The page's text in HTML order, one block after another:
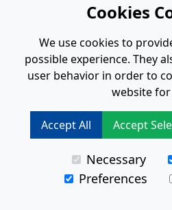
Cookies
We use cookies to
possible experience. They
user behavior in order to
website for
Accept All Accept
Necessary
Preferences